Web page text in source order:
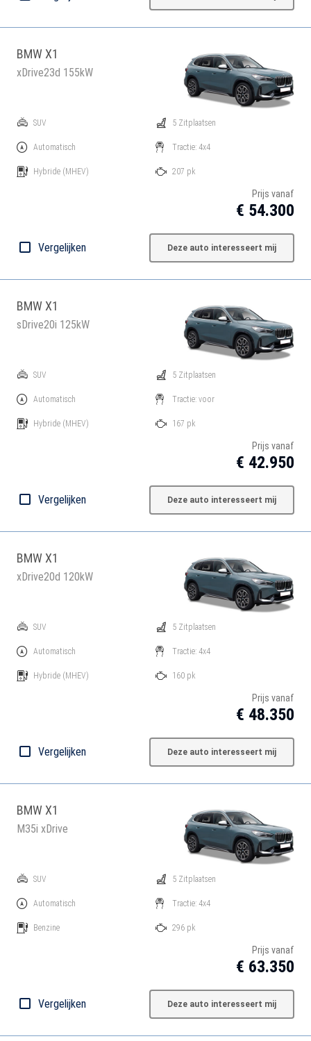
BMW X1
xDrive23d 155kW
SUV
Automatisch
Hybride (MHEV)
5 Zitplaatsen
Tractie: 4x4
207 pk
Prijs vanaf
€ 54.300
Vergelijken Deze auto interesseert mij
BMW X1
sDrive20i 125kW
SUV
Automatisch
Hybride (MHEV)
5 Zitplaatsen
Tractie: voor
167 pk
Prijs vanaf
€ 42.950
Vergelijken Deze auto interesseert mij
BMW X1
xDrive20d 120kW
SUV
Automatisch
Hybride (MHEV)
5 Zitplaatsen
Tractie: 4x4
160 pk
Prijs vanaf
€ 48.350
Vergelijken Deze auto interesseert mij
BMW X1
M35i xDrive
SUV
Automatisch
Benzine
5 Zitplaatsen
Tractie: 4x4
296 pk
Prijs vanaf
€ 63.350
Vergelijken Deze auto interesseert mij